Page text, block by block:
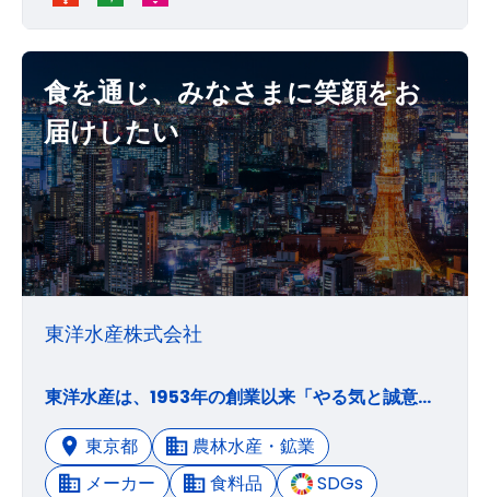
食を通じ、みなさまに笑顔をお
届けしたい
東洋水産株式会社
東洋水産は、1953年の創業以来「やる気と誠意」をもって事にあたり、「公明正大」であることを社是とし、 「公正な経営」･「自主独往の経営」・「従業員が報いられる経営」を経営理念として掲げ、今日に至っております。 そのような中、時代が変わっても一貫して変わらないのは、 「顧客第一主義」というお客様のことを第一に考えるという姿勢と想いです。 当社にとって商品やサービスを通じてお客様の笑顔に出会えることが最大の喜びであり、 そのお客様の笑顔は社員一人ひとりの喜びにも繋がると考えます。 これからも大切にしていきたいのは、関わる全ての人が幸せであるということ。 それが私たち東洋水産の願いです。
東京都
農林水産・鉱業
メーカー
食料品 SDGs